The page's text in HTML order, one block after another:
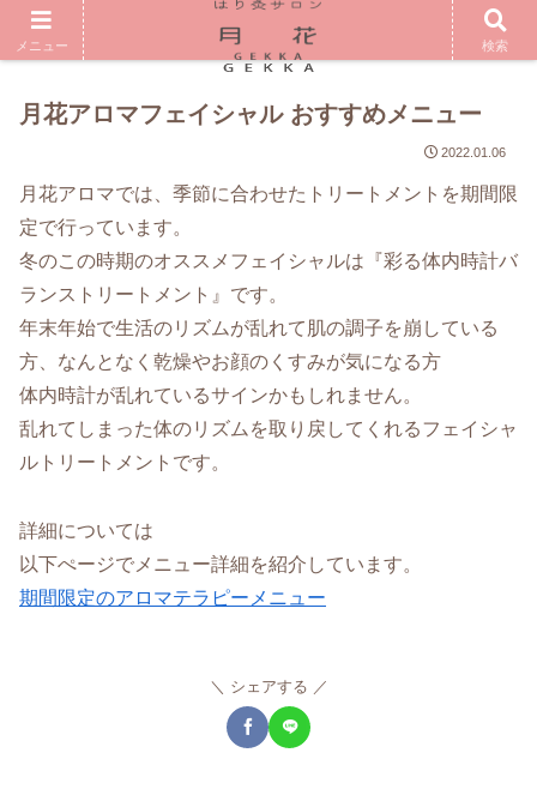
月花アロマフェイシャル おすすめメニュー
2022.01.06
月花アロマでは、季節に合わせたトリートメントを期間限
定で行っています。
冬のこの時期のオススメフェイシャルは『彩る体内時計バ
ランストリートメント』です。
年末年始で生活のリズムが乱れて肌の調子を崩している
方、なんとなく乾燥やお顔のくすみが気になる方
体内時計が乱れているサインかもしれません。
乱れてしまった体のリズムを取り戻してくれるフェイシャ
ルトリートメントです。
詳細については
以下ぺージでメニュー詳細を紹介しています。
期間限定のアロマテラピーメニュー
シェアする
メニュー 検索